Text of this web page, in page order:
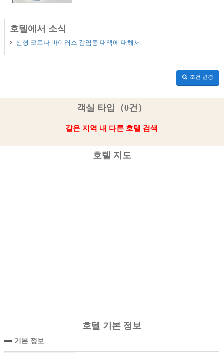
호텔에서 소식
신형 코로나 바이러스 감염증 대책에 대해서.
조건 변경
객실 타입（0건）
같은 지역 내 다른 호텔 검색
호텔 지도
호텔 기본 정보
기본 정보